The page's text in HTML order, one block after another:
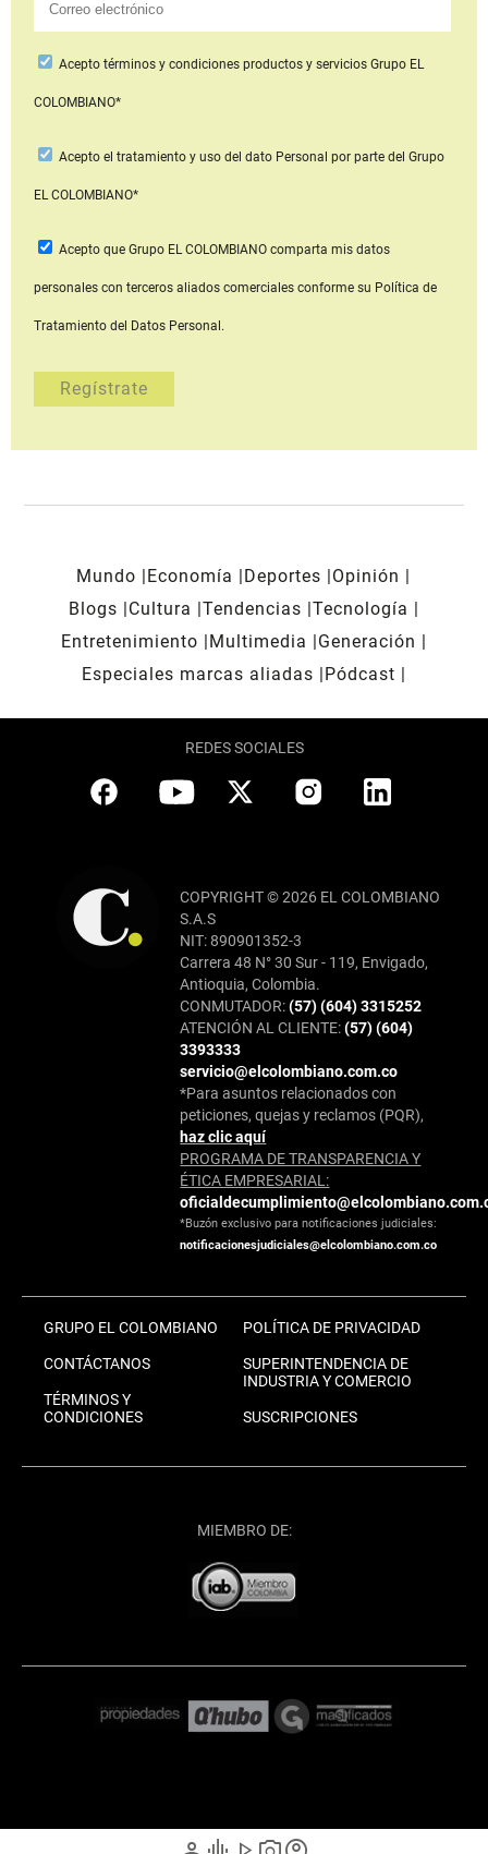
Aceptotérminos y condiciones productos y serviciosGrupo EL
COLOMBIANO*
Acepto el tratamiento y uso del dato Personal por parte del Grupo
EL COLOMBIANO*
Acepto que Grupo EL COLOMBIANOcomparta mis datos
personales con terceros aliados comerciales conforme su Política de
Tratamiento del Datos Personal.
Mundo Economía Deportes
Opinión
Blogs
Cultura Tendencias Tecnología
Entretenimiento
Multimedia
Generación
Especiales marcas aliadas
Pódcast
REDES SOCIALES
COPYRIGHT © 2026 EL COLOMBIANO
S.A.S
NIT: 890901352-3
Carrera 48 N° 30 Sur - 119, Envigado,
Antioquia, Colombia.
CONMUTADOR:(57) (604) 3315252
ATENCIÓN AL CLIENTE:(57) (604)
3393333
servicio@elcolombiano.com.co
*Para asuntos relacionados con
peticiones, quejas y reclamos (PQR),
haz clic aquí
PROGRAMA DE TRANSPARENCIA Y
ÉTICA EMPRESARIAL:
*Buzón exclusivo para notificaciones judiciales:
notificacionesjudiciales@elcolombiano.com.co
GRUPO EL COLOMBIANO
CONTÁCTANOS
TÉRMINOS Y
CONDICIONES
POLÍTICA DE PRIVACIDAD
SUPERINTENDENCIA DE
INDUSTRIA Y COMERCIO
SUSCRIPCIONES
MIEMBRO DE: